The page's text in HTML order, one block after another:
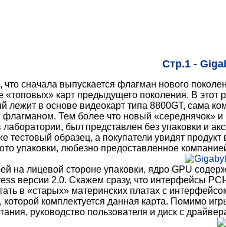
Стр.1 -
сначала выпускается флагман нового
«топовых» карт предыдущего поколения. В
лежит в основе видеокарт типа 8800GT, сама
Тем более что новый «середнячок»
был представлен без упаковки и
тестовый образец, а покупатели увидят
упаковки, любезно предоставленное
на лицевой стороне упаковки, ядро GPU
версии 2.0. Скажем сразу, что интерфейсы
в «старых» материнских платах с
которой комплектуется данная карта. Помимо
руководство пользователя и диск с